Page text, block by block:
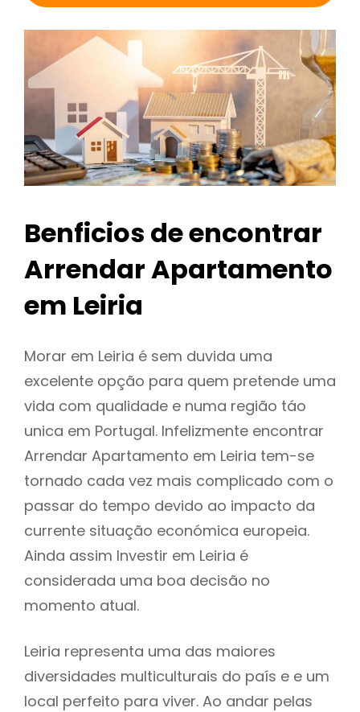
Benficios de encontrar
Arrendar Apartamento
em Leiria
Morar em Leiria é sem duvida uma
excelente opção para quem pretende uma
vida com qualidade e numa região táo
unica em Portugal. Infelizmente encontrar
Arrendar Apartamento em Leiria tem-se
tornado cada vez mais complicado com o
passar do tempo devido ao impacto da
currente situação económica europeia.
Ainda assim Investir em Leiria é
considerada uma boa decisão no
momento atual.
Leiria representa uma das maiores
diversidades multiculturais do país e e um
local perfeito para viver. Ao andar pelas